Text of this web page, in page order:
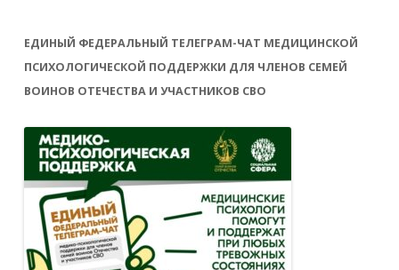
ЕДИНЫЙ ФЕДЕРАЛЬНЫЙ ТЕЛЕГРАМ-ЧАТ МЕДИЦИНСКОЙ
ПСИХОЛОГИЧЕСКОЙ ПОДДЕРЖКИ ДЛЯ ЧЛЕНОВ СЕМЕЙ
ВОИНОВ ОТЕЧЕСТВА И УЧАСТНИКОВ СВО